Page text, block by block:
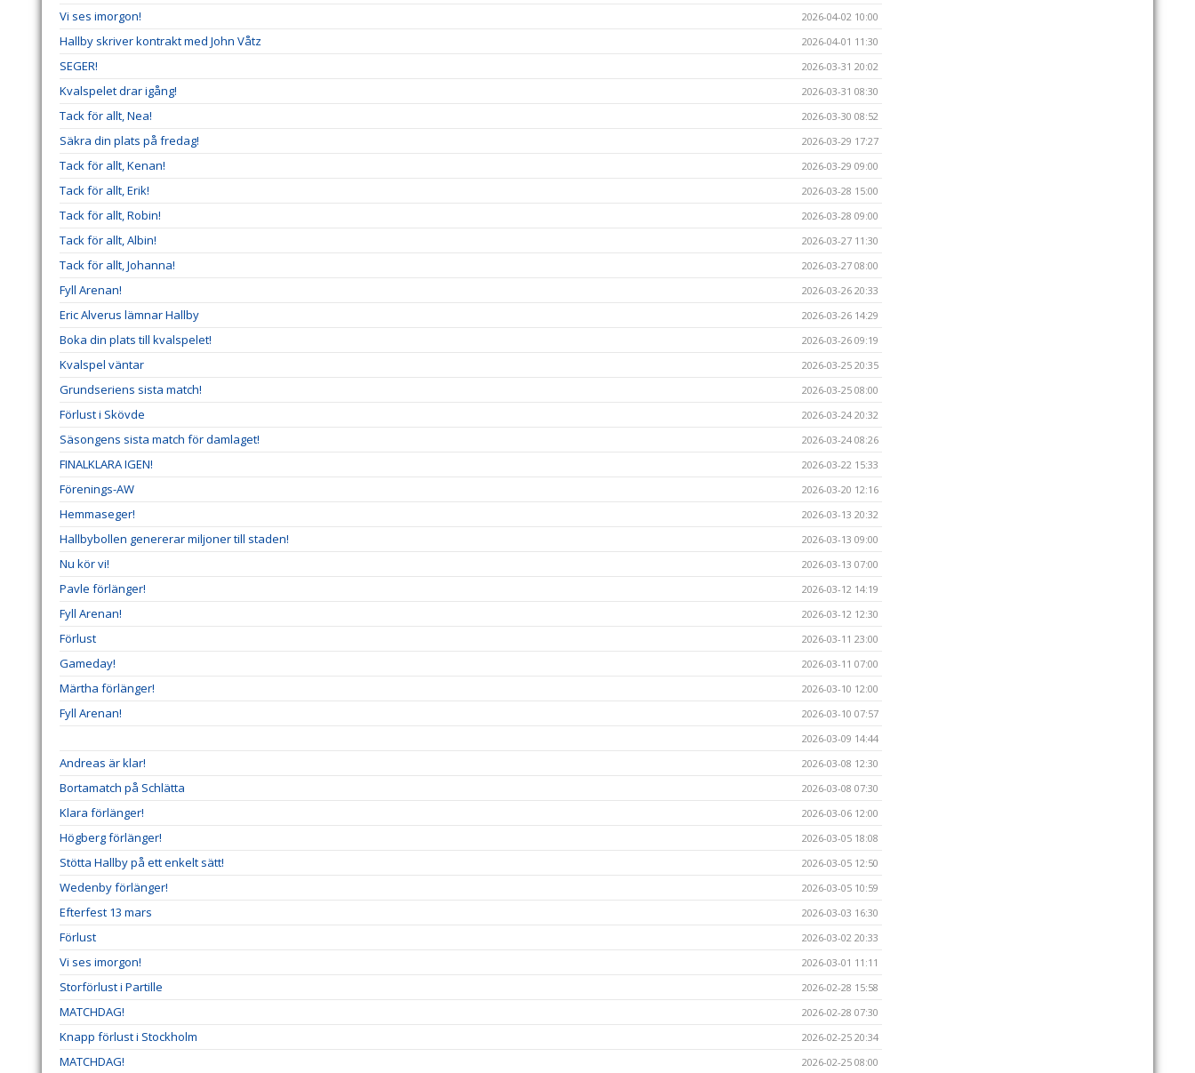
Vi ses imorgon! 2026-04-02 10:00
Hallby skriver kontrakt med John Våtz 2026-04-01 11:30
SEGER! 2026-03-31 20:02
Kvalspelet drar igång! 2026-03-31 08:30
Tack för allt, Nea! 2026-03-30 08:52
Säkra din plats på fredag! 2026-03-29 17:27
Tack för allt, Kenan! 2026-03-29 09:00
Tack för allt, Erik! 2026-03-28 15:00
Tack för allt, Robin! 2026-03-28 09:00
Tack för allt, Albin! 2026-03-27 11:30
Tack för allt, Johanna! 2026-03-27 08:00
Fyll Arenan! 2026-03-26 20:33
Eric Alverus lämnar Hallby 2026-03-26 14:29
Boka din plats till kvalspelet! 2026-03-26 09:19
Kvalspel väntar 2026-03-25 20:35
Grundseriens sista match! 2026-03-25 08:00
Förlust i Skövde 2026-03-24 20:32
Säsongens sista match för damlaget! 2026-03-24 08:26
FINALKLARA IGEN! 2026-03-22 15:33
Förenings-AW 2026-03-20 12:16
Hemmaseger! 2026-03-13 20:32
Hallbybollen genererar miljoner till staden! 2026-03-13 09:00
Nu kör vi! 2026-03-13 07:00
Pavle förlänger! 2026-03-12 14:19
Fyll Arenan! 2026-03-12 12:30
Förlust 2026-03-11 23:00
Gameday! 2026-03-11 07:00
Märtha förlänger! 2026-03-10 12:00
Fyll Arenan!
2026-03-10 07:57
2026-03-09 14:44
Andreas är klar! 2026-03-08 12:30
Bortamatch på Schlätta 2026-03-08 07:30
Klara förlänger! 2026-03-06 12:00
Högberg förlänger! 2026-03-05 18:08
Stötta Hallby på ett enkelt sätt! 2026-03-05 12:50
Wedenby förlänger! 2026-03-05 10:59
Efterfest 13 mars 2026-03-03 16:30
Förlust 2026-03-02 20:33
Vi ses imorgon! 2026-03-01 11:11
Storförlust i Partille 2026-02-28 15:58
MATCHDAG! 2026-02-28 07:30
Knapp förlust i Stockholm 2026-02-25 20:34
MATCHDAG! 2026-02-25 08:00